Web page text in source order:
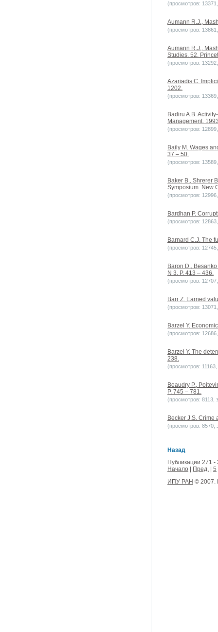
(просмотров:
Aumann R.J.,
(просмотров:
Aumann R.J.,
Studies. 52.
(просмотров:
Azariadis C.
1202.
(просмотров:
Badiru A.B.
Management.
(просмотров:
Baily M. Wages
37 – 50.
(просмотров:
Baker B., Shrerer
Symposium. New
(просмотров:
Bardhan P.
(просмотров:
Barnard C.J. The
(просмотров:
Baron D.,
N 3. P. 413 – 436.
(просмотров:
Barr Z. Earned
(просмотров:
Barzel Y.
(просмотров:
Barzel Y. The
238.
(просмотров:
Beaudry P.,
P. 745 – 781.
(просмотров: 8113,
Becker J.S.
(просмотров: 8570,
Назад
Публикации 271 -
Начало
Пред.
5
ИПУ РАН © 2007.